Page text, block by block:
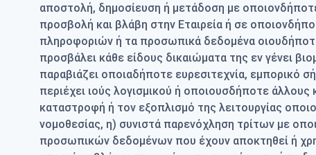
αποστολή, δημοσίευση ή μετάδοση με
προσβολή και βλάβη στην Εταιρεία ή σε
πληροφοριών ή τα προσωπικά δεδομένα
προσβάλει κάθε είδους δικαιώματα της εν γένει
παραβιάζει οποιαδήποτε ευρεσιτεχνία, εμπορικό
περιέχει ιούς λογισμικού ή οποιουσδήποτε
καταστροφή ή τον εξοπλισμό της λειτουργίας
νομοθεσίας, η) συνιστά παρενόχληση τρίτων με
προσωπικών δεδομένων που έχουν αποκτηθεί ή